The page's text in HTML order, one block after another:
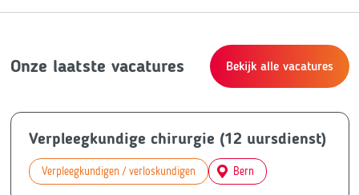
Onze laatste vacatures Bekijk alle vacatures
Verpleegkundige chirurgie (12 uursdienst)
Verpleegkundigen / verloskundigen Bern